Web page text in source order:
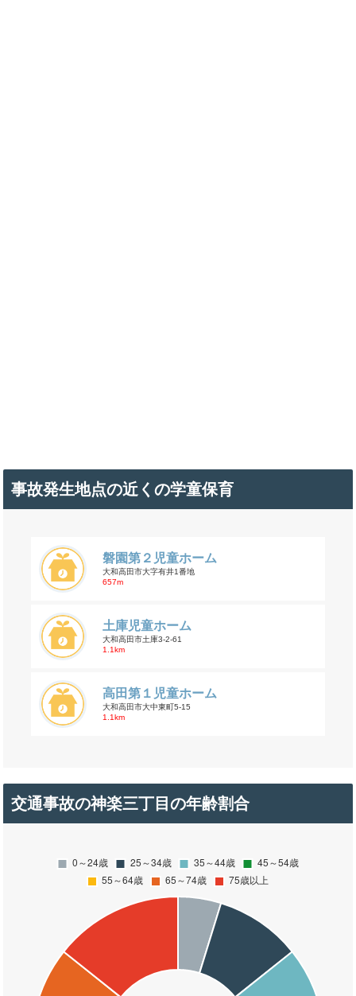
事故発生地点の近くの学童保育
磐園第２児童ホーム
大和高田市大字有井1番地
657m
土庫児童ホーム
大和高田市土庫3-2-61
1.1km
高田第１児童ホーム
大和高田市大中東町5-15
1.1km
交通事故の神楽三丁目の年齢割合